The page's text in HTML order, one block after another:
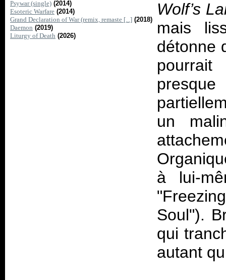
Psywar (single) (2014)
Esoteric Warfare (2014)
Grand Declaration of War (remix, remaste [...] (2018)
Daemon (2019)
Liturgy of Death (2026)
Wolf’s
mais
détonne
pourrait
un
à lui-
Soul").
qui
autant